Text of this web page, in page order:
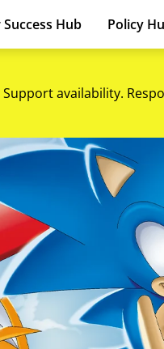
Hub Policy
availability.